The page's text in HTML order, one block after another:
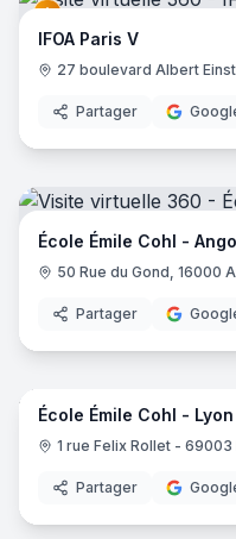
IFOA Paris V
27 boulevard Albert
Partager
École Émile Cohl -
50 Rue du Gond, 16000
Partager
École Émile Cohl - Lyon
1 rue Felix Rollet - 69003
Partager